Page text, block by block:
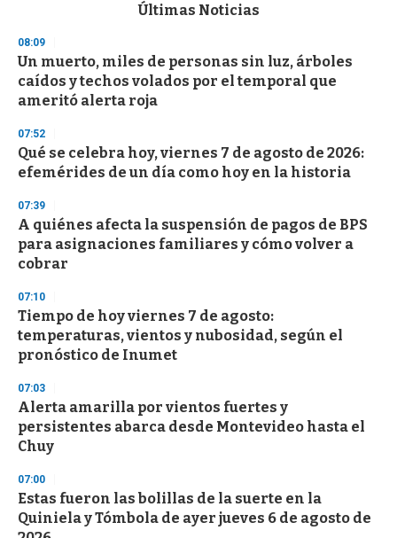
d
s
o
f
3
s
e
c
o
d
s
Últimas Noticias
08:09
Un muerto, miles de personas sin luz, árboles
caídos y techos volados por el temporal que
ameritó alerta roja
07:52
Qué se celebra hoy, viernes 7 de agosto de 2026:
efemérides de un día como hoy en la historia
07:39
A quiénes afecta la suspensión de pagos de BPS
para asignaciones familiares y cómo volver a
cobrar
07:10
Tiempo de hoy viernes 7 de agosto:
temperaturas, vientos y nubosidad, según el
pronóstico de Inumet
07:03
Alerta amarilla por vientos fuertes y
persistentes abarca desde Montevideo hasta el
Chuy
07:00
Estas fueron las bolillas de la suerte en la
Quiniela y Tómbola de ayer jueves 6 de agosto de